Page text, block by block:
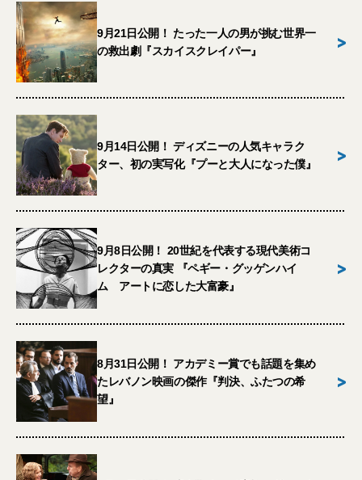
9月21日公開！ たった一人の男が挑む世界一
の救出劇『スカイスクレイパー』
>
9月14日公開！ ディズニーの人気キャラク
ター、初の実写化『プーと大人になった僕』
>
9月8日公開！ 20世紀を代表する現代美術コ
レクターの真実 『ペギー・グッゲンハイ
ム アートに恋した大富豪』
>
8月31日公開！ アカデミー賞でも話題を集め
たレバノン映画の傑作『判決、ふたつの希
望』
>